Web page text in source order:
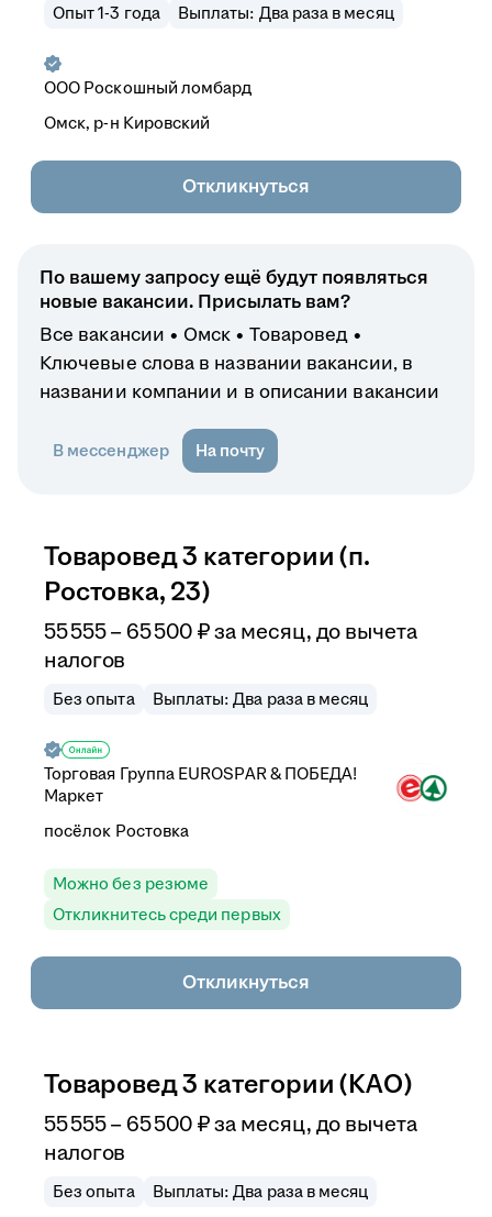
Опыт 1-3 года Выплаты: Два раза в месяц
ООО Роскошный ломбард
Омск, р-н Кировский
Откликнуться
По вашему запросу ещё будут появляться
новые вакансии. Присылать вам?
Все вакансии
Омск
Товаровед
Ключевые слова в названии вакансии, в
названии компании и в описании вакансии
В мессенджер На почту
Товаровед 3 категории (п.
Ростовка, 23)
55 555–65 500 ₽ за месяц, до вычета
налогов
Без опыта Выплаты: Два раза в месяц
Торговая Группа EUROSPAR & ПОБЕДА!
Маркет
посёлок Ростовка
Можно без резюме
Откликнитесь среди первых
Откликнуться
Товаровед 3 категории (КАО)
55 555–65 500 ₽ за месяц, до вычета
налогов
Без опыта Выплаты: Два раза в месяц